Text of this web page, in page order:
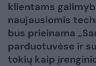
klientams
naujausiomis
bus prieinama
parduotuvėse ir
tokių kaip